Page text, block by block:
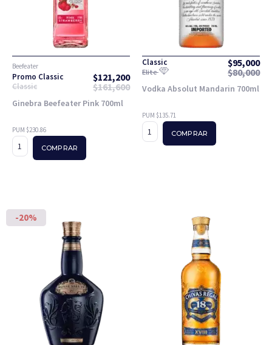
Beefeater
Promo Classic $121,200
Classic $161,600
Ginebra Beefeater Pink 700ml
PUM $230.86
COMPRAR
Classic $95,000
Elite $80,000
Vodka Absolut Mandarin 700ml
PUM $135.71
COMPRAR
-20%